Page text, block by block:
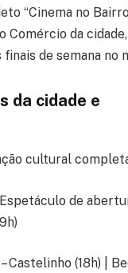
“Cinema no
Comércio da
finais de semana no
da cidade e
cultural
Espetáculo de
Castelinho (18h) |